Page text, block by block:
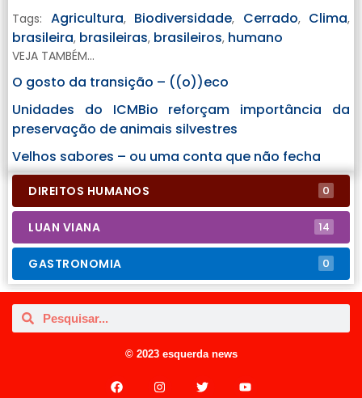
Tags: Agricultura, Biodiversidade, Cerrado, Clima,
brasileira, brasileiras, brasileiros, humano
VEJA TAMBÉM...
O gosto da transição – ((o))eco
Unidades do ICMBio reforçam importância da
preservação de animais silvestres
Velhos sabores – ou uma conta que não fecha
DIREITOS HUMANOS 0
LUAN VIANA 14
GASTRONOMIA 0
© 2023 esquerda news